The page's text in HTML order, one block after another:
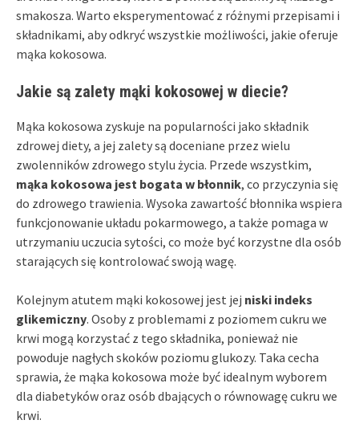
smakosza. Warto eksperymentować z różnymi przepisami i
składnikami, aby odkryć wszystkie możliwości, jakie oferuje
mąka kokosowa.
Jakie są zalety mąki kokosowej w diecie?
Mąka kokosowa zyskuje na popularności jako składnik
zdrowej diety, a jej zalety są doceniane przez wielu
zwolenników zdrowego stylu życia. Przede wszystkim,
mąka kokosowa jest bogata w błonnik, co przyczynia się
do zdrowego trawienia. Wysoka zawartość błonnika wspiera
funkcjonowanie układu pokarmowego, a także pomaga w
utrzymaniu uczucia sytości, co może być korzystne dla osób
starających się kontrolować swoją wagę.
Kolejnym atutem mąki kokosowej jest jej niski indeks
glikemiczny. Osoby z problemami z poziomem cukru we
krwi mogą korzystać z tego składnika, ponieważ nie
powoduje nagłych skoków poziomu glukozy. Taka cecha
sprawia, że mąka kokosowa może być idealnym wyborem
dla diabetyków oraz osób dbających o równowagę cukru we
krwi.